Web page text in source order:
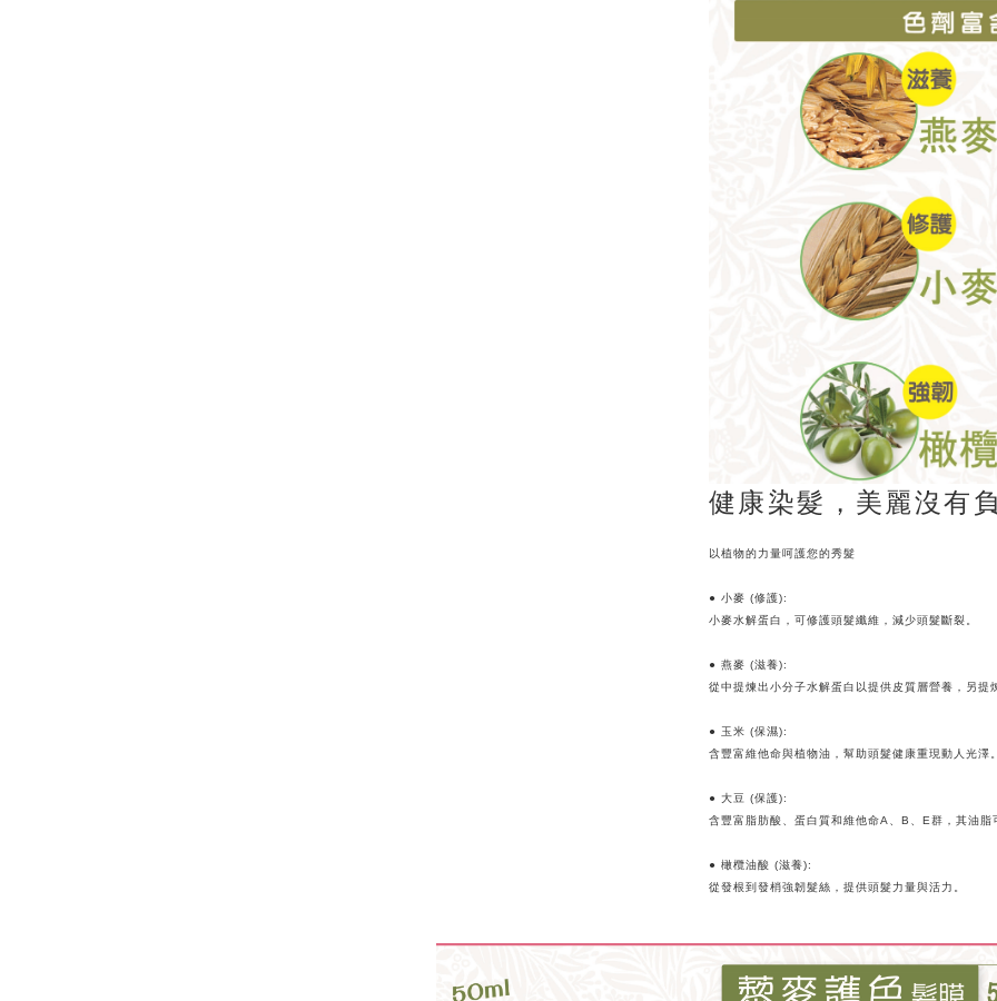
健康染髮，美麗沒有
以植物的力量呵護您的秀髮
● 小麥 (修護):
小麥水解蛋白，可修護頭髮纖維，減少頭髮斷裂。
● 燕麥 (滋養):
從中提煉出小分子水解蛋白以提供皮質層營養，另
● 玉米 (保濕):
含豐富維他命與植物油，幫助頭髮健康重現動人光澤
● 大豆 (保護):
含豐富脂肪酸、蛋白質和維他命A、B、E群，其油
● 橄欖油酸 (滋養):
從發根到發梢強韌髮絲，提供頭髮力量與活力。